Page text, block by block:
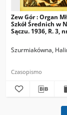
Zew Gór : Organ
Szkół Średnich w
Sączu. 1936, R. 3,
Szurmiakówna,
Czasopismo